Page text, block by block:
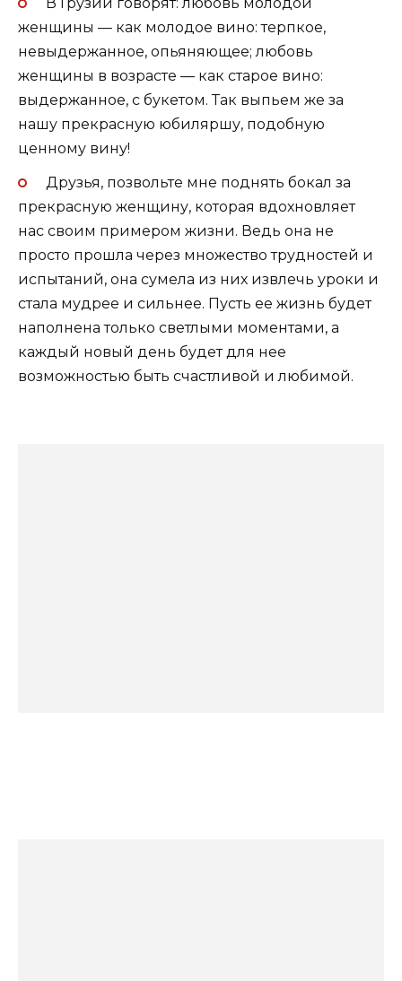
женщины — как молодое вино: терпкое,
невыдержанное, опьяняющее; любовь
женщины в возрасте — как старое вино:
выдержанное, с букетом. Так выпьем же за
нашу прекрасную юбиляршу, подобную
ценному вину!
Друзья, позвольте мне поднять бокал за
прекрасную женщину, которая вдохновляет
нас своим примером жизни. Ведь она не
просто прошла через множество трудностей и
испытаний, она сумела из них извлечь уроки и
стала мудрее и сильнее. Пусть ее жизнь будет
наполнена только светлыми моментами, а
каждый новый день будет для нее
возможностью быть счастливой и любимой.